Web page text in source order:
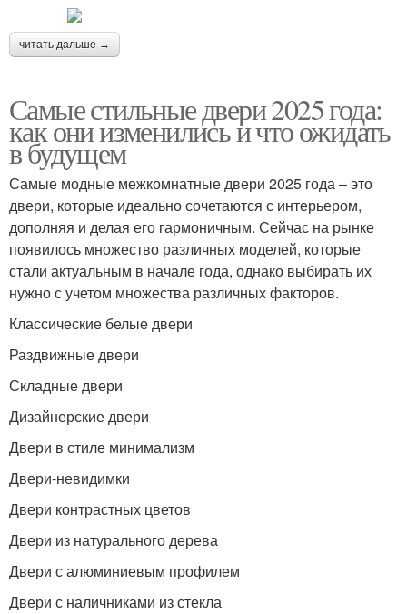
читать дальше →
Самые стильные двери 2025 года:
как они изменились и что ожидать
в будущем
Самые модные межкомнатные двери 2025 года – это
двери, которые идеально сочетаются с интерьером,
дополняя и делая его гармоничным. Сейчас на рынке
появилось множество различных моделей, которые
стали актуальным в начале года, однако выбирать их
нужно с учетом множества различных факторов.
Классические белые двери
Раздвижные двери
Складные двери
Дизайнерские двери
Двери в стиле минимализм
Двери-невидимки
Двери контрастных цветов
Двери из натурального дерева
Двери с алюминиевым профилем
Двери с наличниками из стекла